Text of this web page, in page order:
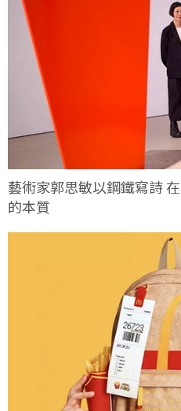
藝術家郭思敏以鋼鐵寫詩
的本質